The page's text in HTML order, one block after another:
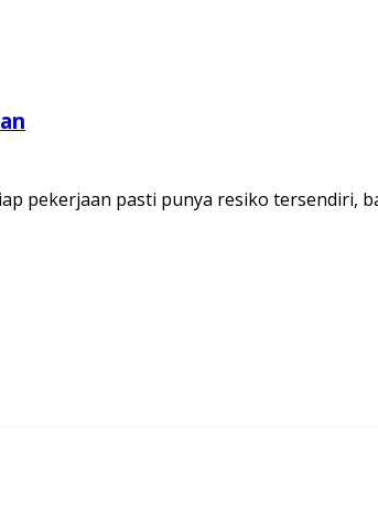
pekerjaan pasti punya resiko